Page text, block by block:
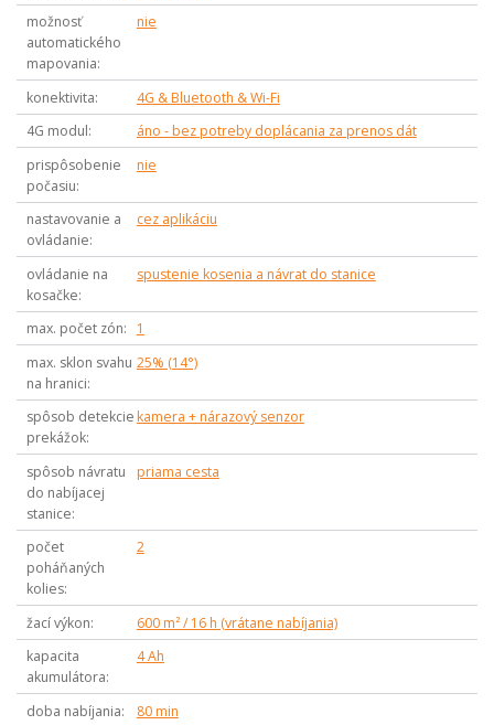
možnosť
automatického
mapovania
nie
konektivita
4G & Bluetooth & Wi-Fi
4G modul
áno - bez potreby doplácania za prenos dát
prispôsobenie
počasiu
nie
nastavovanie a
ovládanie
cez aplikáciu
ovládanie na
kosačke
spustenie kosenia a návrat do stanice
max. počet zón
1
max. sklon svahu
na hranici
25% (14°)
spôsob detekcie
prekážok
kamera + nárazový senzor
spôsob návratu
do nabíjacej
stanice
priama cesta
počet
poháňaných
kolies
2
žací výkon
600 m² / 16 h (vrátane nabíjania)
kapacita
akumulátora
4 Ah
doba nabíjania 80 min